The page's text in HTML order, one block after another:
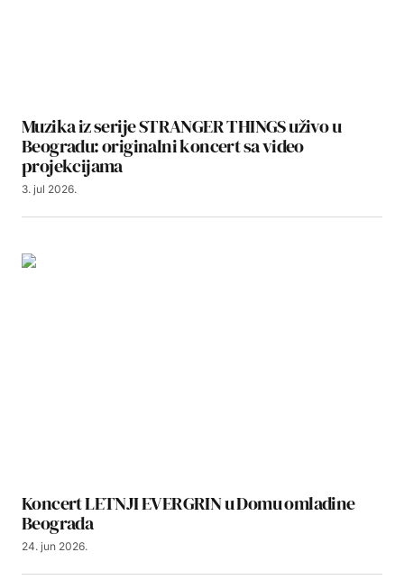
Muzika iz serije STRANGER THINGS uživo u
Beogradu: originalni koncert sa video
projekcijama
3. jul 2026.
Koncert LETNJI EVERGRIN u Domu omladine
Beograda
24. jun 2026.